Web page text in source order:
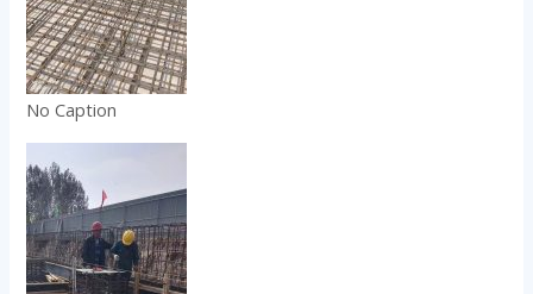
No Caption